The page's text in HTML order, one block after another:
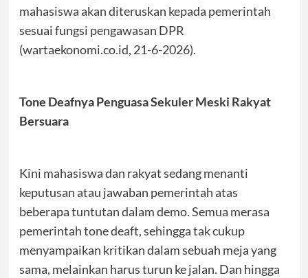
mahasiswa akan diteruskan kepada pemerintah
sesuai fungsi pengawasan DPR
(wartaekonomi.co.id, 21-6-2026).
Tone Deafnya Penguasa Sekuler Meski Rakyat
Bersuara
Kini mahasiswa dan rakyat sedang menanti
keputusan atau jawaban pemerintah atas
beberapa tuntutan dalam demo. Semua merasa
pemerintah tone deaft, sehingga tak cukup
menyampaikan kritikan dalam sebuah meja yang
sama, melainkan harus turun ke jalan. Dan hingga